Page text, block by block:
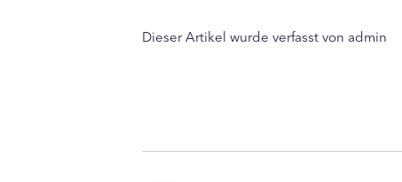
Dieser Artikel wurde verfasst von admin